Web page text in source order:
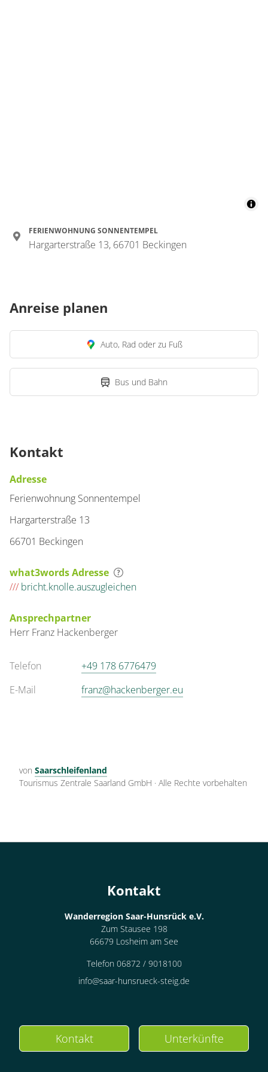
FERIENWOHNUNG SONNENTEMPEL
Hargarterstraße 13, 66701 Beckingen
Anreise planen
Auto, Rad oder zu Fuß
Bus und Bahn
Kontakt
Adresse
Ferienwohnung Sonnentempel
Hargarterstraße 13
66701 Beckingen
what3words Adresse
/// bricht.knolle.auszugleichen
Ansprechpartner
Herr Franz Hackenberger
Telefon
+49 178 6776479
E-Mail
franz@hackenberger.eu
von Saarschleifenland
Tourismus Zentrale Saarland GmbH · Alle Rechte vorbehalten
Kontakt
Wanderregion Saar-Hunsrück e.V.
Zum Stausee 198
66679 Losheim am See
Telefon 06872 / 9018100
info@saar-hunsrueck-steig.de
Kontakt Unterkünfte